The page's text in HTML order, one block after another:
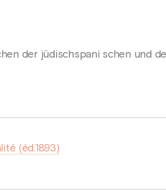
der jüdischspani schen und
(éd.1893)